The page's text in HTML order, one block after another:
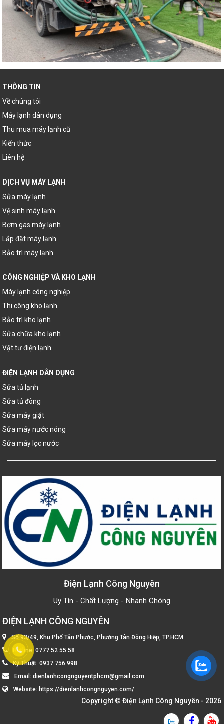
THÔNG TIN
Về chúng tôi
Máy lạnh dân dụng
Thu mua máy lạnh cũ
Kiến thức
Liên hệ
DỊCH VỤ MÁY LẠNH
Sửa máy lạnh
Vệ sinh máy lạnh
Bơm gas máy lạnh
Lắp đặt máy lạnh
Bảo trì máy lạnh
CÔNG NGHIỆP VÀ KHO LẠNH
Máy lạnh công nghiệp
Thi công kho lạnh
Bảo trì kho lạnh
Sửa chữa kho lạnh
Vật tư điện lạnh
ĐIỆN LẠNH DÂN DỤNG
Sửa tủ lạnh
Sửa tủ đông
Sửa máy giặt
Sửa máy nước nóng
Sửa máy lọc nước
Điện Lạnh Công Nguyên
Uy Tín - Chất Lượng - Nhanh Chóng
ĐIỆN LẠNH CÔNG NGUYÊN
Số 93/49, Khu Phố Tân Phước, Phường Tân Đông Hiệp, TP.HCM
Hotline:0777 52 55 58
Kỹ Thuật: 0937 756 998
Email: dienlanhcongnguyentphcm@gmail.com
Website: https://dienlanhcongnguyen.com/
Copyright © Điện Lạnh Công Nguyên - 2026